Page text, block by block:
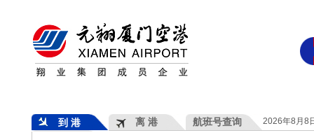
到 港 离 港 航班号查询 2026年8月8